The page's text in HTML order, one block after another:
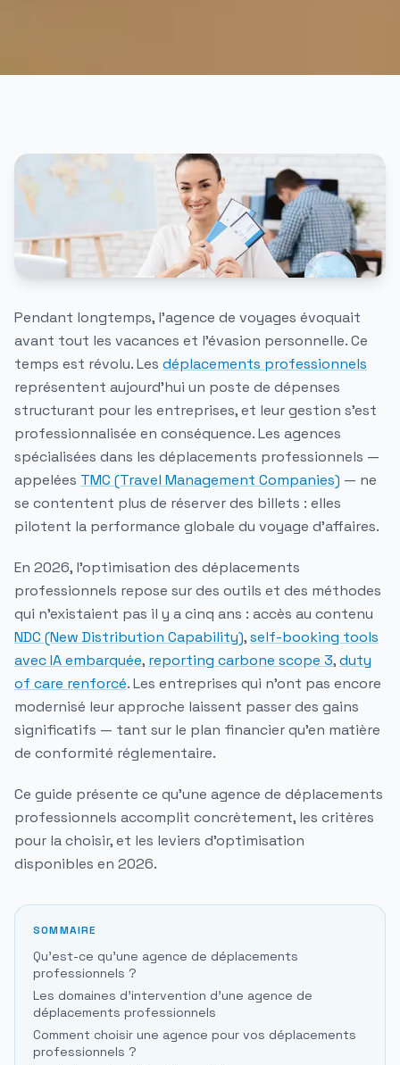
Pendant longtemps, l'agence de voyages évoquait
avant tout les vacances et l'évasion personnelle. Ce
temps est révolu. Les déplacements professionnels
représentent aujourd'hui un poste de dépenses
structurant pour les entreprises, et leur gestion s'est
professionnalisée en conséquence. Les agences
spécialisées dans les déplacements professionnels —
appelées TMC (Travel Management Companies) — ne
se contentent plus de réserver des billets : elles
pilotent la performance globale du voyage d'affaires.
En 2026, l'optimisation des déplacements
professionnels repose sur des outils et des méthodes
qui n'existaient pas il y a cinq ans : accès au contenu
NDC (New Distribution Capability),self-booking tools
avec IA embarquée, reporting carbone scope 3,duty
of care renforcé. Les entreprises qui n'ont pas encore
modernisé leur approche laissent passer des gains
significatifs — tant sur le plan financier qu'en matière
de conformité réglementaire.
Ce guide présente ce qu'une agence de déplacements
professionnels accomplit concrètement, les critères
pour la choisir, et les leviers d'optimisation
disponibles en 2026.
SOMMAIRE
Qu'est-ce qu'une agence de déplacements
professionnels ?
Les domaines d'intervention d'une agence de
déplacements professionnels
Comment choisir une agence pour vos déplacements
professionnels ?